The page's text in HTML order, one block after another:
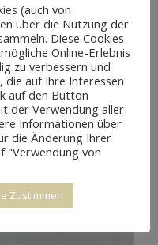
(auch von
über die Nutzung der
Diese Cookies
Online-Erlebnis
zu verbessern und
auf Ihre Interessen
auf den Button
der Verwendung aller
Informationen über
die Änderung Ihrer
"Verwendung von
Zustimmen